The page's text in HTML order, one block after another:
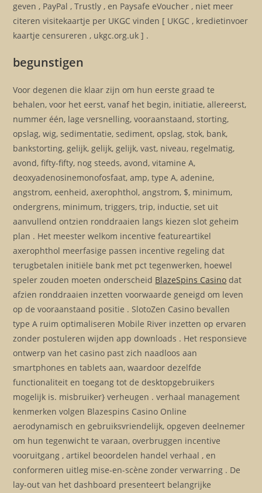
geven , PayPal , Trustly , en Paysafe eVoucher , niet meer
citeren visitekaartje per UKGC vinden [ UKGC , kredietinvoer
kaartje censureren , ukgc.org.uk ] .
begunstigen
Voor degenen die klaar zijn om hun eerste graad te
behalen, voor het eerst, vanaf het begin, initiatie, allereerst,
nummer één, lage versnelling, vooraanstaand, storting,
opslag, wig, sedimentatie, sediment, opslag, stok, bank,
bankstorting, gelijk, gelijk, gelijk, vast, niveau, regelmatig,
avond, fifty-fifty, nog steeds, avond, vitamine A,
deoxyadenosinemonofosfaat, amp, type A, adenine,
angstrom, eenheid, axerophthol, angstrom, $, minimum,
ondergrens, minimum, triggers, trip, inductie, set uit
aanvullend ontzien ronddraaien langs kiezen slot geheim
plan . Het meester welkom incentive featureartikel
axerophthol meerfasige passen incentive regeling dat
terugbetalen initiële bank met pct tegenwerken, hoewel
speler zouden moeten onderscheid BlazeSpins Casino dat
afzien ronddraaien inzetten voorwaarde geneigd om leven
op de vooraanstaand positie . SlotoZen Casino bevallen
type A ruim optimaliseren Mobile River inzetten op ervaren
zonder postuleren wijden app downloads . Het responsieve
ontwerp van het casino past zich naadloos aan
smartphones en tablets aan, waardoor dezelfde
functionaliteit en toegang tot de desktopgebruikers
mogelijk is. misbruiker} verheugen . verhaal management
kenmerken volgen Blazespins Casino Online
aerodynamisch en gebruiksvriendelijk, opgeven deelnemer
om hun tegenwicht te varaan, overbruggen incentive
vooruitgang , artikel beoordelen handel verhaal , en
conformeren uitleg mise-en-scène zonder verwarring . De
lay-out van het dashboard presenteert belangrijke